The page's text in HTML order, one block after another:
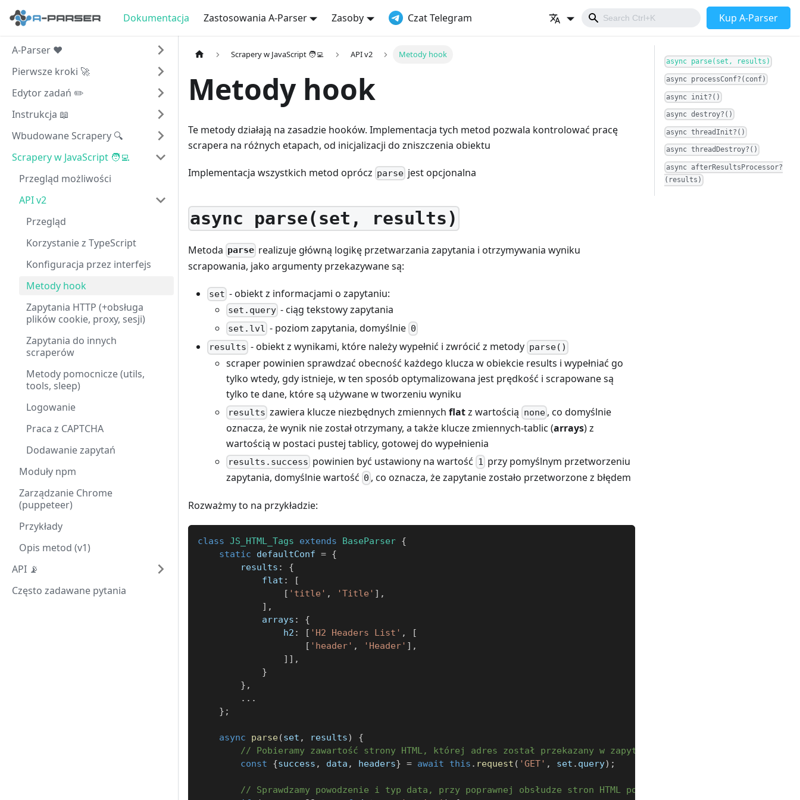
Dokumentacja Zastosowania A-Parser Zasoby Czat Telegram Kup A-Parser
A-Parser ❤️
Pierwsze kroki 🚀
Edytor zadań ✏️
Instrukcja 📖
Wbudowane Scrapery 🔍
Scrapery w JavaScript 🧑‍💻
Przegląd możliwości
API v2
Przegląd
Korzystanie z TypeScript
Konfiguracja przez interfejs
Metody hook
Zapytania HTTP (+obsługa
plików cookie, proxy, sesji)
Zapytania do innych
scraperów
Metody pomocnicze (utils,
tools, sleep)
Logowanie
Praca z CAPTCHA
Dodawanie zapytań
Moduły npm
Zarządzanie Chrome
(puppeteer)
Przykłady
Opis metod (v1)
API 📡
Często zadawane pytania
Scrapery w JavaScript 🧑‍💻 API v2 Metody hook
Metody hook
Te metody działają na zasadzie hooków. Implementacja tych metod pozwala kontrolować pracę
scrapera na różnych etapach, od inicjalizacji do zniszczenia obiektu
Implementacja wszystkich metod oprócz parse jest opcjonalna
async parse(set, results)
Metoda parse realizuje główną logikę przetwarzania zapytania i otrzymywania wyniku
scrapowania, jako argumenty przekazywane są:
set - obiekt z informacjami o zapytaniu:
set.query - ciąg tekstowy zapytania
set.lvl - poziom zapytania, domyślnie 0
results - obiekt z wynikami, które należy wypełnić i zwrócić z metody parse()
scraper powinien sprawdzać obecność każdego klucza w obiekcie results i wypełniać go
tylko wtedy, gdy istnieje, w ten sposób optymalizowana jest prędkość i scrapowane są
tylko te dane, które są używane w tworzeniu wyniku
results zawiera klucze niezbędnych zmiennychflatz wartością none, co domyślnie
oznacza, że wynik nie został otrzymany, a także klucze zmiennych-tablic (arrays) z
wartością w postaci pustej tablicy, gotowej do wypełnienia
results.success powinien być ustawiony na wartość 1 przy pomyślnym przetworzeniu
zapytania, domyślnie wartość 0 , co oznacza, że zapytanie zostało przetworzone z błędem
Rozważmy to na przykładzie:
class JS_HTML_Tags extends BaseParser {
static defaultConf = {
        results
:
{
            flat
:
[
[ 'title' , 'Title' ] ,
] ,
            arrays
:
{
                h2
: [ 'H2 Headers List' ,
[
[ 'header' , 'Header' ] ,
] ] ,
}
} ,
...
} ;
async parse(set , results)
{
// Pobieramy zawartość strony HTML, której adres został przekazany w zapytaniu
const
{success , data , headers} = await this . request ( 'GET' , set . query) ;
// Sprawdzamy powodzenie i typ data, przy poprawnej obsłudze stron HTML powinniśmy otrzymać typ
async parse(set, results)
async processConf?(conf)
async init?()
async destroy?()
async threadInit?()
async threadDestroy?()
async afterResultsProcessor?
(results)